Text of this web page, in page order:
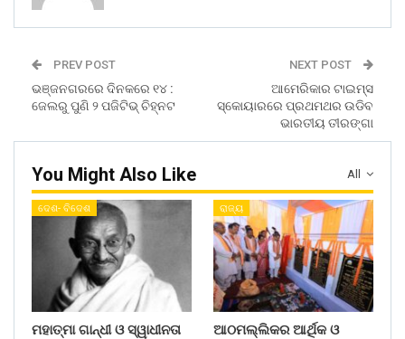
PREV POST
ଭଞ୍ଜନଗରରେ ଦିନକରେ ୧୪ :
ଜେଲରୁ ପୁଣି ୨ ପଜିଟିଭ୍ ଚିହ୍ନଟ
NEXT POST
ଆମେରିକାର ଟାଇମ୍ସ
ସ୍କୋୟାରରେ ପ୍ରଥମଥର ଉଡିବ
ଭାରତୀୟ ତୀରଙ୍ଗା
All
You Might Also Like
ଦେଶ- ବିଦେଶ
ମହାତ୍ମା ଗାନ୍ଧୀ ଓ ସ୍ୱାଧୀନତା
ରାଜ୍ୟ
ଆଠମଲ୍ଲିକର ଆର୍ଥିକ ଓ